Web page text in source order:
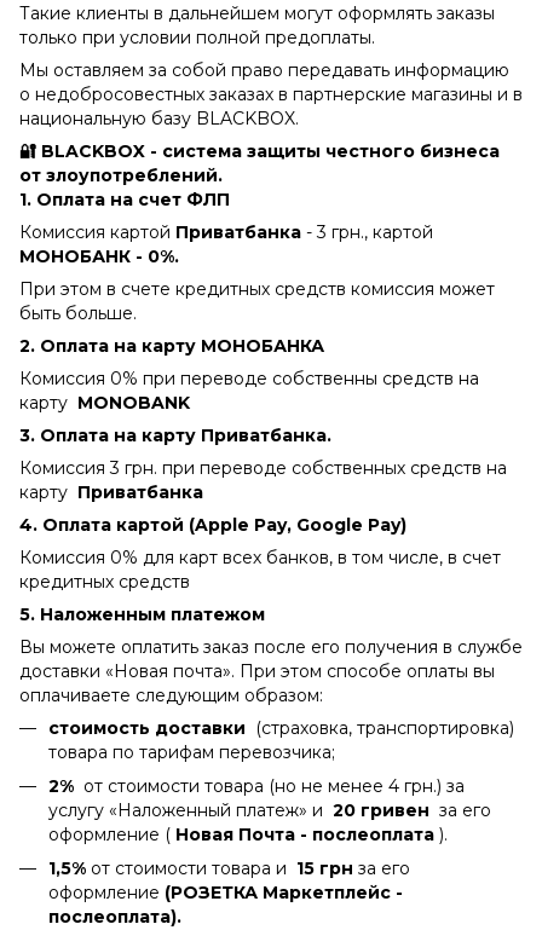
Такие клиенты в дальнейшем могут оформлять заказы
только при условии полной предоплаты.
Мы оставляем за собой право передавать информацию
о недобросовестных заказах в партнерские магазины и в
национальную базу BLACKBOX.
🔐 BLACKBOX - система защиты честного бизнеса
от злоупотреблений.
1. Оплата на счет ФЛП
Комиссия картой Приватбанка - 3 грн., картой
МОНОБАНК - 0%.
При этом в счете кредитных средств комиссия может
быть больше.
2. Оплата на карту МОНОБАНКА
Комиссия 0% при переводе собственны средств на
карту MONOBANK
3. Оплата на карту Приватбанка.
Комиссия 3 грн. при переводе собственных средств на
карту Приватбанка
4. Оплата картой (Apple Pay, Google Pay)
Комиссия 0% для карт всех банков, в том числе, в счет
кредитных средств
5. Наложенным платежом
Вы можете оплатить заказ после его получения в службе
доставки «Новая почта». При этом способе оплаты вы
оплачиваете следующим образом:
стоимость доставки (страховка, транспортировка)
товара по тарифам перевозчика;
2% от стоимости товара (но не менее 4 грн.) за
услугу «Наложенный платеж» и 20 гривен за его
оформление ( Новая Почта - послеоплата ).
1,5% от стоимости товара и 15 грн за его
оформление (РОЗЕТКА Маркетплейс -
послеоплата).